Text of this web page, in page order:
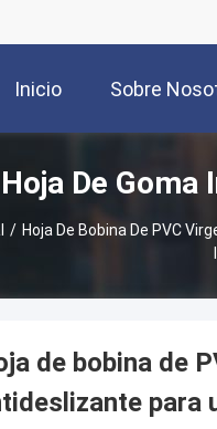
Inicio Sobre
Hoja De
/ Hoja De Bobina De PVC
de bobina de
para